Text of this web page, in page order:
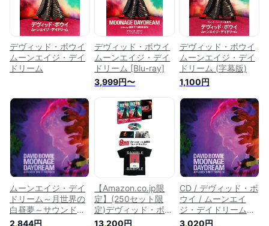
デヴィッド・ボウイ
ムーンエイジ・デイ
ドリーム
デヴィッド・ボウイ
ムーンエイジ・デイ
ドリーム [Blu-ray]
3,999円〜
デヴィッド・ボウイ
ムーンエイジ・デイ
ドリーム (字幕版)
1,100円
ムーンエイジ・デイ
ドリーム～月世界の
白昼夢～サウンドト
ラック [ デヴィッ
2,844円
【Amazon.co.jp限
定】(250セット限
定)デヴィッド・ボウ
イ ムーンエイジ・デ
13,200円
CD / デヴィッド・ボ
ウイ / ムーンエイ
ジ・デイドリーム〜
月世界の白昼夢〜 サ
3,020円